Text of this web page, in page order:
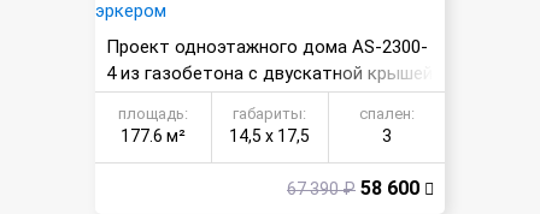
Проект одноэтажного дома AS-2300-
4 из газобетона с двускатной крышей
и эркером
площадь:
177.6 м²
габариты:
14,5 х 17,5
спален:
3
67 390 ₽ 58 600